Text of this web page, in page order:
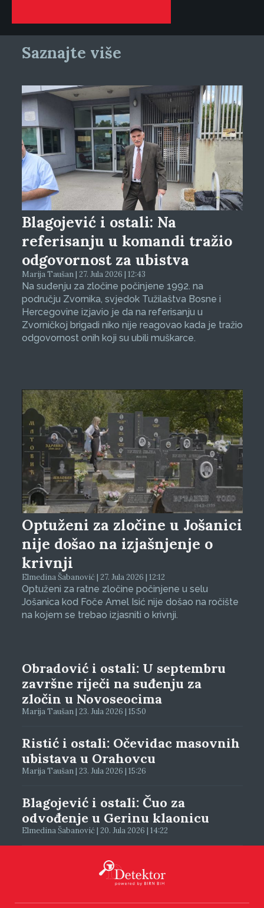
Saznajte više
Blagojević i ostali: Na
referisanju u komandi tražio
odgovornost za ubistva
Marija Taušan | 27. Jula 2026 | 12:43
Na suđenju za zločine počinjene 1992. na
području Zvornika, svjedok Tužilaštva Bosne i
Hercegovine izjavio je da na referisanju u
Zvorničkoj brigadi niko nije reagovao kada je tražio
odgovornost onih koji su ubili muškarce.
Optuženi za zločine u Jošanici
nije došao na izjašnjenje o
krivnji
Elmedina Šabanović | 27. Jula 2026 | 12:12
Optuženi za ratne zločine počinjene u selu
Jošanica kod Foče Amel Isić nije došao na ročište
na kojem se trebao izjasniti o krivnji.
Obradović i ostali: U septembru
završne riječi na suđenju za
zločin u Novoseocima
Marija Taušan | 23. Jula 2026 | 15:50
Ristić i ostali: Očevidac masovnih
ubistava u Orahovcu
Marija Taušan | 23. Jula 2026 | 15:26
Blagojević i ostali: Čuo za
odvođenje u Gerinu klaonicu
Elmedina Šabanović | 20. Jula 2026 | 14:22